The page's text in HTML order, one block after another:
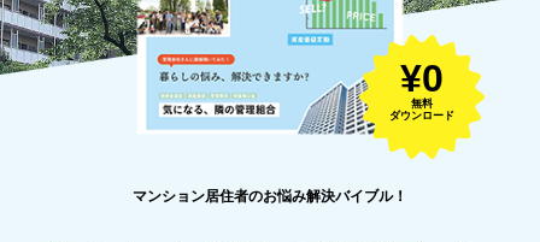
¥0
無料
ダウンロード
マンション居住者のお悩み解決バイブル！